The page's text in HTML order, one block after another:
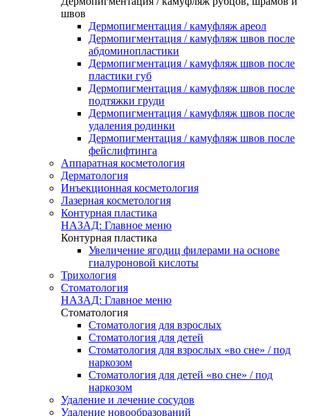
швов
Дермопигментация / камуфляж ареол
Дермопигментация / камуфляж швов после
абдоминопластики
Дермопигментация / камуфляж швов после
пластики губ
Дермопигментация / камуфляж швов после
подтяжки груди
Дермопигментация / камуфляж швов после
удаления родинки
Дермопигментация / камуфляж швов после
фейслифтинга
Аппаратная косметология
Дерматология
Инъекционная косметология
Лазерная косметология
Контурная пластика
НАЗАД: Главное меню
Контурная пластика
Увеличение ягодиц филерами на основе
гиалуроновой кислоты
Трихология
Стоматология
НАЗАД: Главное меню
Стоматология
Стоматология для взрослых
Стоматология для детей
Стоматология для взрослых «во сне» / под
наркозом
Стоматология для детей «во сне» / под
наркозом
Удаление и лечение сосудов
Удаление новообразований